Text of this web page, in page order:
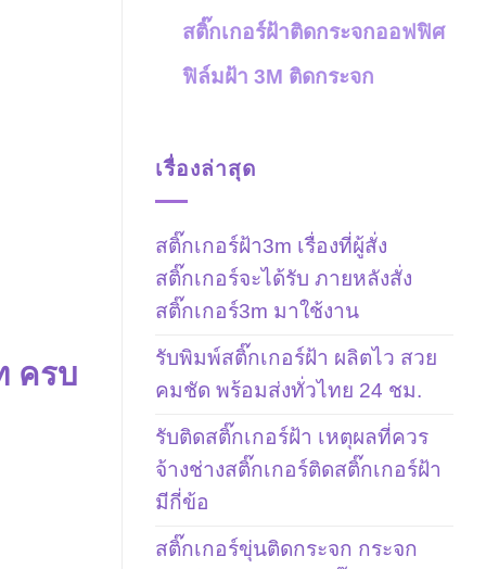
ครบ
สติ๊กเกอร์ฝ้าติดกระจกออฟฟิศ
ฟิล์มฝ้า 3M ติดกระจก
เรื่องล่าสุด
สติ๊กเกอร์ฝ้า3m เรื่องที่ผู้สั่ง
สติ๊กเกอร์จะได้รับ ภายหลังสั่ง
สติ๊กเกอร์3m มาใช้งาน
รับพิมพ์สติ๊กเกอร์ฝ้า ผลิตไว สวย
คมชัด พร้อมส่งทั่วไทย 24 ชม.
รับติดสติ๊กเกอร์ฝ้า เหตุผลที่ควร
จ้างช่างสติ๊กเกอร์ติดสติ๊กเกอร์ฝ้า
มีกี่ข้อ
สติ๊กเกอร์ขุ่นติดกระจก กระจก